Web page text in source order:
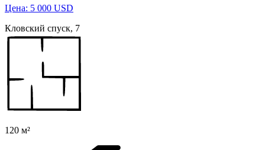
Цена: 5 000 USD
Кловский спуск, 7
120 м²